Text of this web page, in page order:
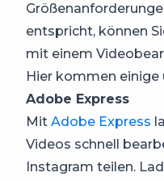
entspricht, können
mit einem
Hier kommen einige
Adobe Express
Mit Adobe Express
Videos schnell
Instagram teilen.